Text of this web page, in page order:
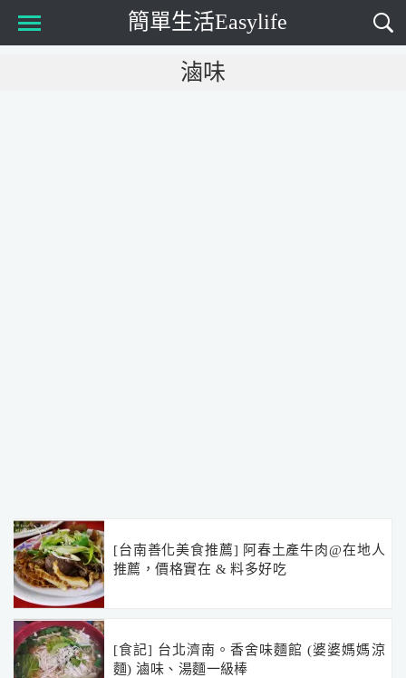
簡單生活Easylife
滷味
[台南善化美食推薦] 阿春土產牛肉@在地人
推薦，價格實在 & 料多好吃
[食記] 台北濟南。香舍味麵館 (婆婆媽媽涼
麵) 滷味、湯麵一級棒